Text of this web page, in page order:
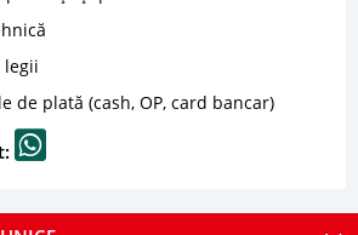
legii
de plată (cash, OP, card bancar)